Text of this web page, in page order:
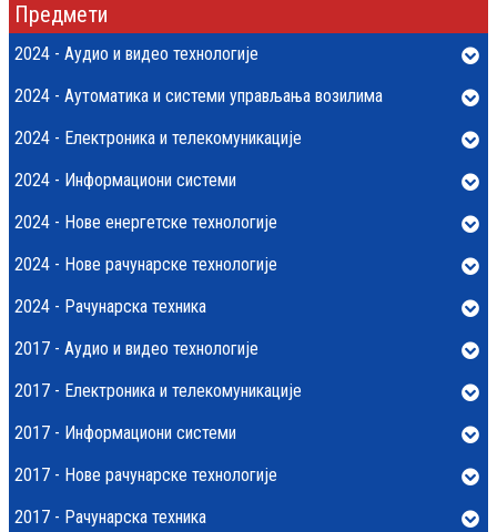
Предмети
2024 - Аудио и видео технологије
2024 - Аутоматика и системи управљања возилима
2024 - Електроника и телекомуникације
2024 - Информациони системи
2024 - Нове енергетске технологије
2024 - Нове рачунарске технологије
2024 - Рачунарска техника
2017 - Аудио и видео технологије
2017 - Електроника и телекомуникације
2017 - Информациони системи
2017 - Нове рачунарске технологије
2017 - Рачунарска техника